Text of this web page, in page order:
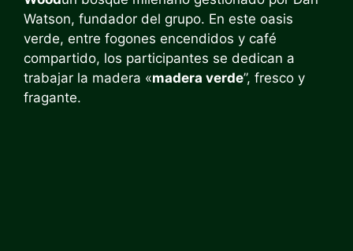
Watson, fundador del grupo. En este oasis
verde, entre fogones encendidos y café
compartido, los participantes se dedican a
trabajar la madera «madera verde”, fresco y
fragante.